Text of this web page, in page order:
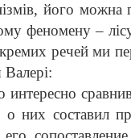
його можна
феномену –
речей ми
Валері:
них составил